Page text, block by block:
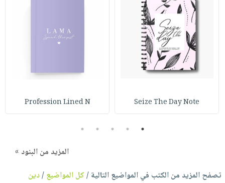
Seize The Day Note
Profession Lined N
1
2
3
4
5
المزيد من البنود »
تصفح المزيد من الكتب في المواضيع التالية /كل المواضيع/دين